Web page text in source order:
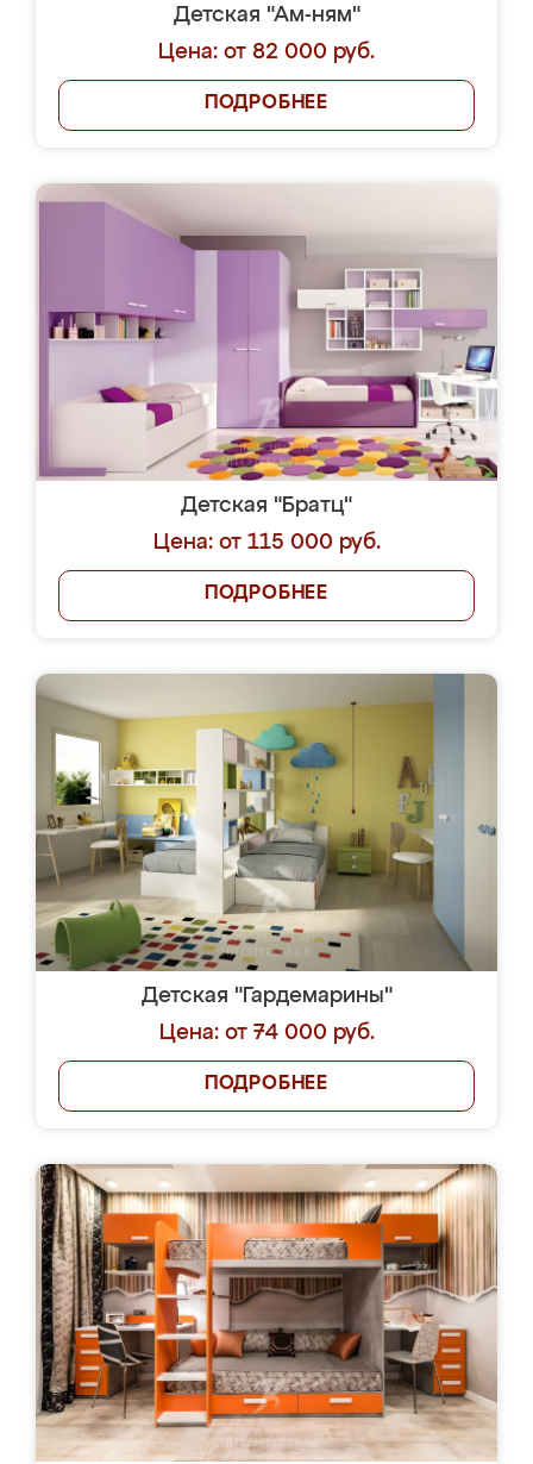
Детская "Ам-ням"
Цена: от 82 000 руб.
ПОДРОБНЕЕ
Детская "Братц"
Цена: от 115 000 руб.
ПОДРОБНЕЕ
Детская "Гардемарины"
Цена: от 74 000 руб.
ПОДРОБНЕЕ